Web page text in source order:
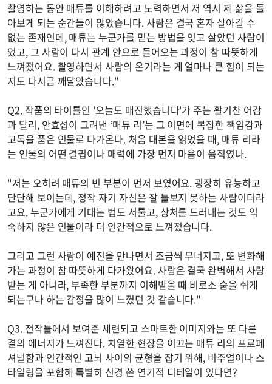
촬영하는 동안 매튜를 이해하려고 노력하면서 저 역시 제 삶을 돌
아보게 되는 순간들이 많았습니다. 사람은 결국 혼자 살아갈 수
없는 존재인데, 매튜는 누군가를 믿는 방법을 잊고 살았던 사람이
었고, 그 사람이 다시 관계 안으로 들어오는 과정이 참 따뜻하게
느껴졌어요. 촬영하면서 사람의 온기라는 게 얼마나 큰 힘이 되는
지도 다시금 깨달았습니다."
Q2. 작품의 타이틀인 '오늘도 매진했습니다'가 주는 활기찬 어감
과 달리, 안효섭이 그려낸 ‘매튜 리’는 그 이면에 복잡한 책임감과
고독을 품은 인물로 다가온다. 처음 대본을 읽었을 때, 매튜 리라
는 인물의 어떤 결핍이나 매력에 가장 먼저 마음이 움직였나.
"저는 오히려 매튜의 빈 부분이 먼저 보였어요. 굉장히 유능하고
단단해 보이는데, 정작 자기 자신은 잘 돌보지 못하는 사람이더라
고요. 누군가에게 기대는 법도 서툴고, 상처를 드러내는 것도 익
숙하지 않은 인물이라 더 인간적으로 느껴졌습니다.
그리고 그런 사람이 예진을 만나면서 조금씩 무너지고, 또 변화해
가는 과정이 참 따뜻하게 다가왔어요. 사람은 결국 완벽해서 사랑
받는 게 아니라, 부족한 부분까지 이해받을 때 비로소 숨을 쉬게
되는구나 하는 감정을 많이 느꼈던 것 같습니다."
Q3. 전작들에서 보여준 세련되고 스마트한 이미지와는 또 다른
결의 에너지가 느껴진다. 치열한 현장을 이끄는 매튜 리의 프로페
셔널함과 인간적인 고뇌 사이의 균형을 잡기 위해, 비주얼이나 스
타일링을 포함해 특별히 신경 쓴 연기적 디테일이 있다면?